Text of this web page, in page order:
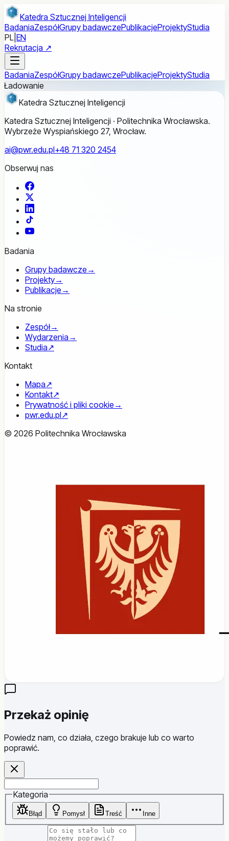
Przejdź do treści głównej
Katedra Sztucznej Inteligencji
BadaniaZespółGrupy badawczePublikacjeProjektyStudia
PL EN
Rekrutacja ↗
BadaniaZespółGrupy badawczePublikacjeProjektyStudia
Ładowanie
Katedra Sztucznej Inteligencji
Katedra Sztucznej Inteligencji · Politechnika Wrocławska.
Wybrzeże Wyspiańskiego 27, Wrocław.
ai@pwr.edu.pl+48 71 320 2454
Obserwuj nas
Facebook
YouTube
Badania
Grupy badawcze →
Projekty→
Publikacje →
Na stronie
Zespół→
Wydarzenia →
Studia↗
Kontakt
Mapa↗
Kontakt↗
Prywatność i pliki cookie →
pwr.edu.pl↗
© 2026 Politechnika Wrocławska
Przekaż opinię
Powiedz nam, co działa, czego brakuje lub co warto
poprawić.
Website
Kategoria
Błąd Pomysł Treść Inne